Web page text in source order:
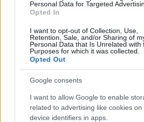
Personal Data for Targeted
Opted In
I want to opt-out of Collection, Use,
Retention, Sale, and/or Sharing of
Personal Data that Is Unrelated with
Purposes for which it was collected.
Opted Out
Google consents
I want to allow Google to enable
related to advertising like cookies on
device identifiers in apps.